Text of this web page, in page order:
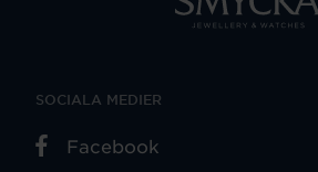
SOCIALA MEDIER
Facebook